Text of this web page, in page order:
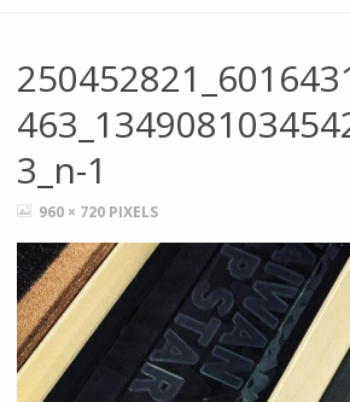
3_n-1
FULL960 × 720 PIXELS